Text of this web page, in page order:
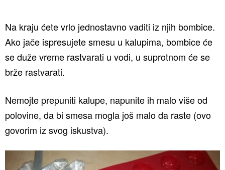
Na kraju ćete vrlo jednostavno vaditi iz njih bombice.
Ako jače ispresujete smesu u kalupima, bombice će
se duže vreme rastvarati u vodi, u suprotnom će se
brže rastvarati.
Nemojte prepuniti kalupe, napunite ih malo više od
polovine, da bi smesa mogla još malo da raste (ovo
govorim iz svog iskustva).